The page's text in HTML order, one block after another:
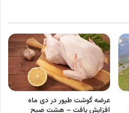
عرضه گوشت طیور در دی ماه
افزایش یافت – هشت صبح